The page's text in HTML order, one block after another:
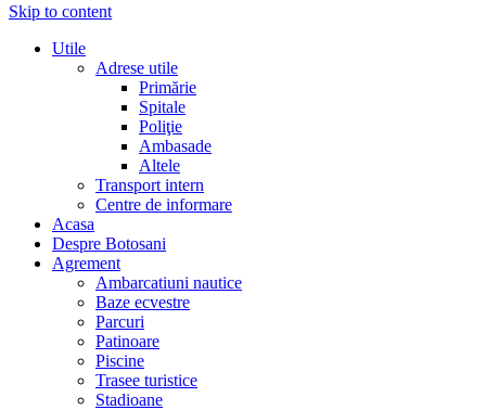
Skip to content
Utile
Adrese utile
Primărie
Spitale
Poliţie
Ambasade
Altele
Transport intern
Centre de informare
Acasa
Despre Botosani
Agrement
Ambarcatiuni nautice
Baze ecvestre
Parcuri
Patinoare
Piscine
Trasee turistice
Stadioane